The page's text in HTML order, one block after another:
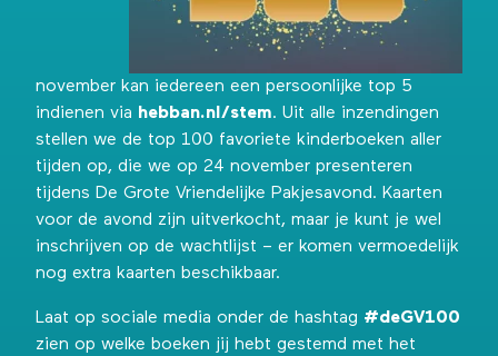
november kan iedereen een persoonlijke top 5
indienen via hebban.nl/stem. Uit alle inzendingen
stellen we de top 100 favoriete kinderboeken aller
tijden op, die we op 24 november presenteren
tijdens De Grote Vriendelijke Pakjesavond. Kaarten
voor de avond zijn uitverkocht, maar je kunt je wel
inschrijven op de wachtlijst – er komen vermoedelijk
nog extra kaarten beschikbaar.
Laat op sociale media onder de hashtag #deGV100
zien op welke boeken jij hebt gestemd met het